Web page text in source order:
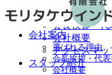
会社案内
選ばれる理由
会長挨拶・代
会社概要
会社案内
会長挨拶・代
会社概要
アクセスマッ
スタッフ紹介